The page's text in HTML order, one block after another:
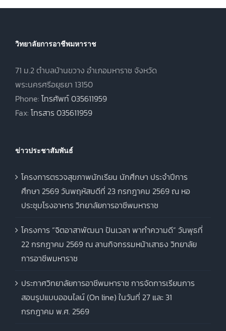
ฤดูร้อน ประจำปี
วิทยาลัยการอาชีพมหาราช
71 ม.2 ตำบลบ้านขวาง อำเภอมหาราช จังหวัด
พระนครศรีอยุธยา 13150
Phone: โทรศัพท์ 035611959
Fax: โทรสาร 035611959
ข่าวประชาสัมพันธ์
โครงการตรวจสุขภาพนักเรียน นักศึกษา ประจำปีการ
ศึกษา 2569 วันพฤหัสบดีที่ 23 กรกฎาคม 2569 ณ หอ
ประชุมโรงอาหาร วิทยาลัยการอาชีพมหาราช
โครงการ “จิตอาสาพัฒนา ปันเวลา พาทำความดี” วันพุธที่
22 กรกฎาคม 2569 ณ ลานกิจกรรมหน้าเสาธง วิทยาลัย
การอาชีพมหาราช
ประกาศวิทยาลัยการอาชีพมหาราช การจัดการเรียนการ
สอนรูปแบบออนไลน์ (On line) ในวันที่ 27 และ 31
กรกฎาคม พ.ศ. 2569